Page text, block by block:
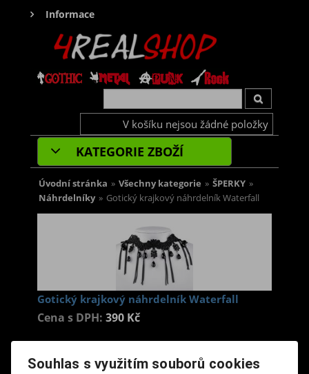
Informace
V košíku nejsou žádné položky
KATEGORIE ZBOŽÍ
Úvodní stránka » Všechny kategorie » ŠPERKY »
Náhrdelníky » Gotický krajkový náhrdelník Waterfall
Gotický krajkový náhrdelník Waterfall
Cena s DPH: 390 Kč
Dodání dny:skladem
Souhlas s využitím souborů cookies